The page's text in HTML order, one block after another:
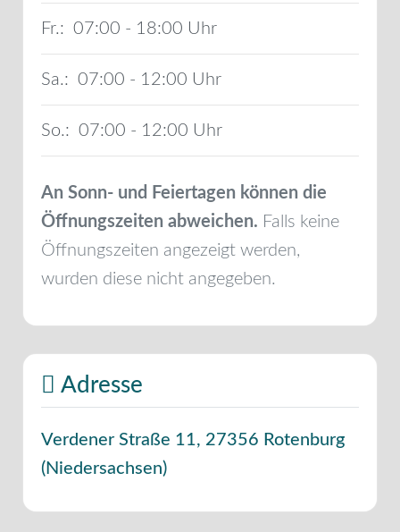
Fr.: 07:00 - 18:00
Sa.: 07:00 - 12:00
So.: 07:00 - 12:00
An Sonn- und Feiertagen können die
Öffnungszeiten abweichen. Falls keine
Öffnungszeiten angezeigt werden,
wurden diese nicht angegeben.
Adresse
Verdener Straße 11, 27356 Rotenburg
(Niedersachsen)